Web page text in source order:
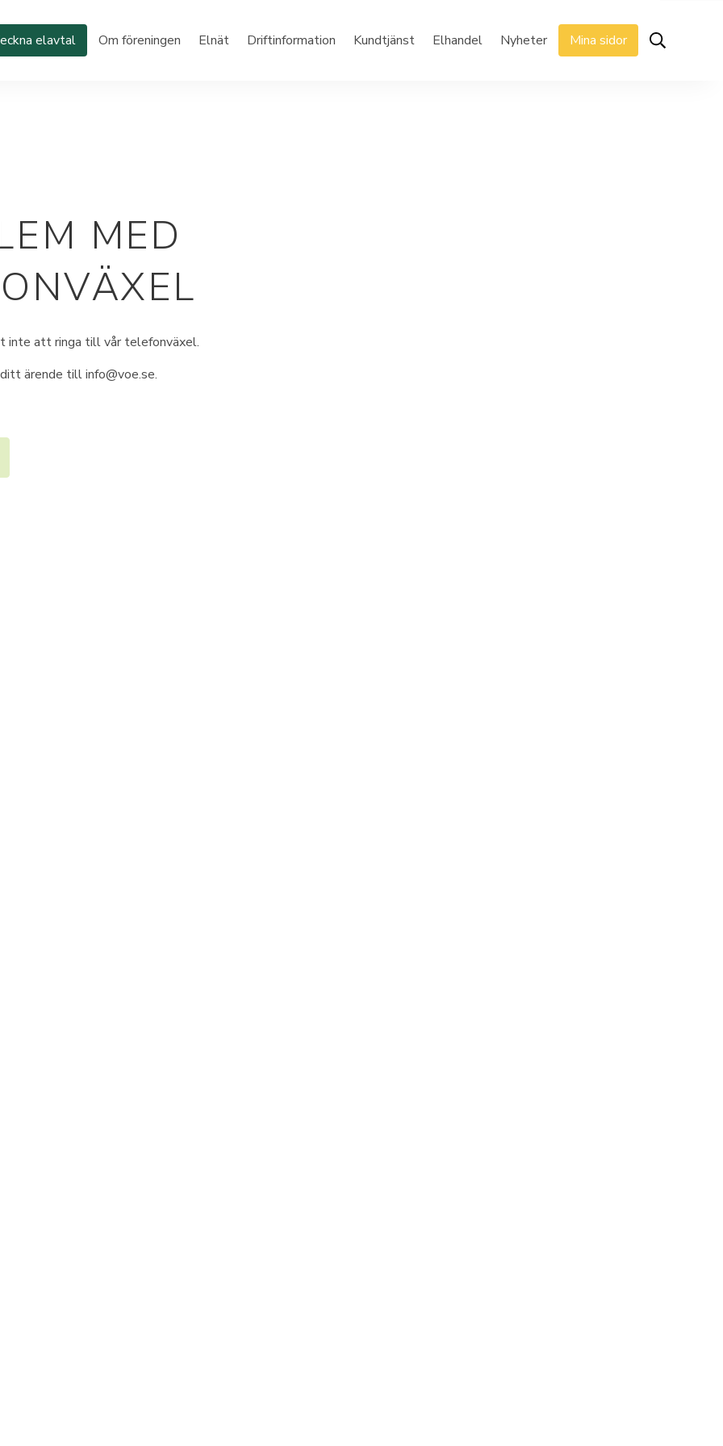
elavtal Om föreningen Elnät Driftinformation Kundtjänst Elhandel Nyheter Mina sidor
MED
inte att ringa till vår telefonväxel.
ärende till info@voe.se.